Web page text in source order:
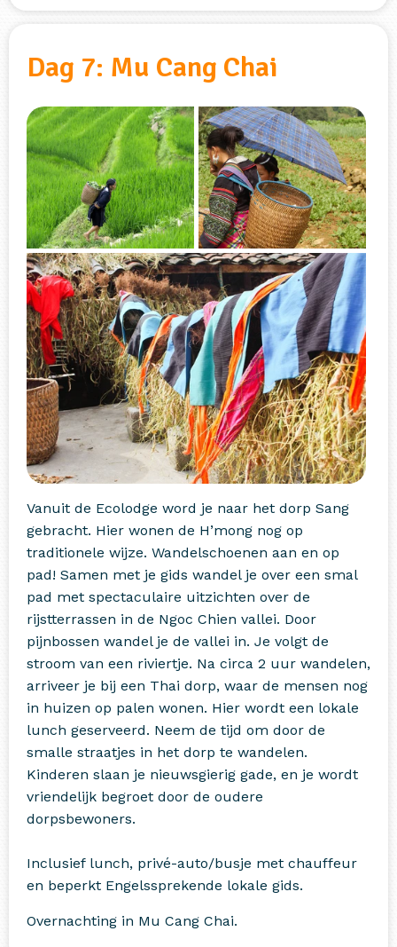
Dag 7: Mu Cang Chai
Vanuit de Ecolodge word je naar het dorp Sang
gebracht. Hier wonen de H’mong nog op
traditionele wijze. Wandelschoenen aan en op
pad! Samen met je gids wandel je over een smal
pad met spectaculaire uitzichten over de
rijstterrassen in de Ngoc Chien vallei. Door
pijnbossen wandel je de vallei in. Je volgt de
stroom van een riviertje. Na circa 2 uur wandelen,
arriveer je bij een Thai dorp, waar de mensen nog
in huizen op palen wonen. Hier wordt een lokale
lunch geserveerd. Neem de tijd om door de
smalle straatjes in het dorp te wandelen.
Kinderen slaan je nieuwsgierig gade, en je wordt
vriendelijk begroet door de oudere
dorpsbewoners.
Inclusief lunch, privé-auto/busje met chauffeur
en beperkt Engelssprekende lokale gids.
Overnachting in Mu Cang Chai.